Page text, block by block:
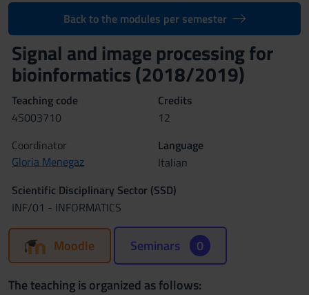
Back to the modules per semester
Signal and image processing for
bioinformatics (2018/2019)
Teaching code
4S003710
Credits
12
Coordinator
Gloria Menegaz
Language
Italian
Scientific Disciplinary Sector (SSD)
INF/01 - INFORMATICS
Moodle Seminars 0
The teaching is organized as follows: